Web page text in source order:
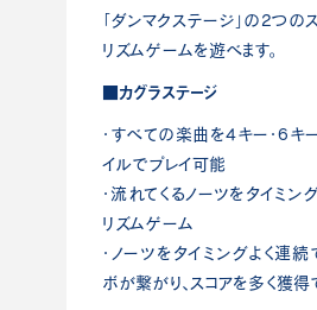
「ダンマクステージ」の2つの
リズムゲームを遊べます。
■カグラステージ
・すべての楽曲を4キー・6キ
イルでプレイ可能
・流れてくるノーツをタイミン
リズムゲーム
・ノーツをタイミングよく連続
ボが繋がり、スコアを多く獲得